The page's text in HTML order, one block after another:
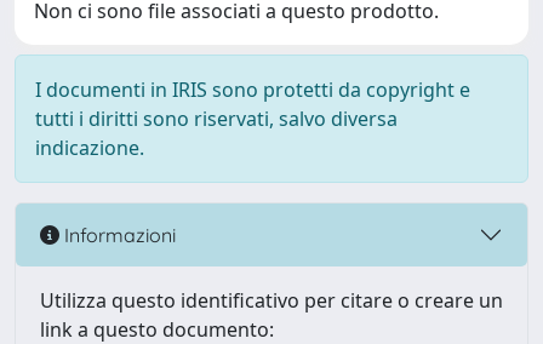
Non ci sono file associati a questo prodotto.
I documenti in IRIS sono protetti da copyright e
tutti i diritti sono riservati, salvo diversa
indicazione.
Informazioni
Utilizza questo identificativo per citare o creare un
link a questo documento: